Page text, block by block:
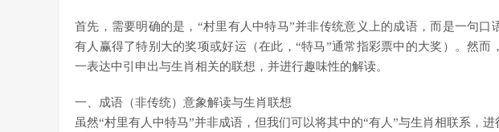
首先，需要明确的是，“村里有人中特马”并非传统意义上的成语，而是一句口
有人赢得了特别大的奖项或好运（在此，“特马”通常指彩票中的大奖）。然而
一表达中引申出与生肖相关的联想，并进行趣味性的解读。
一、成语（非传统）意象解读与生肖联想
虽然“村里有人中特马”并非成语，但我们可以将其中的“有人”与生肖相联系，